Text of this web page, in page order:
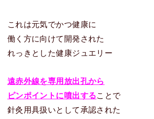
これは元気でかつ健康に
働く方に向けて開発された
れっきとした健康ジュエリー
遠赤外線を専用放出孔から
ピンポイントに噴出することで
針灸用具扱いとして承認された